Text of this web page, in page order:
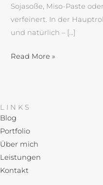
Sojasoße, Miso-Paste
verfeinert. In der
und natürlich – […]
Read More »
LINKS
Blog
Portfolio
Über mich
Leistungen
Kontakt